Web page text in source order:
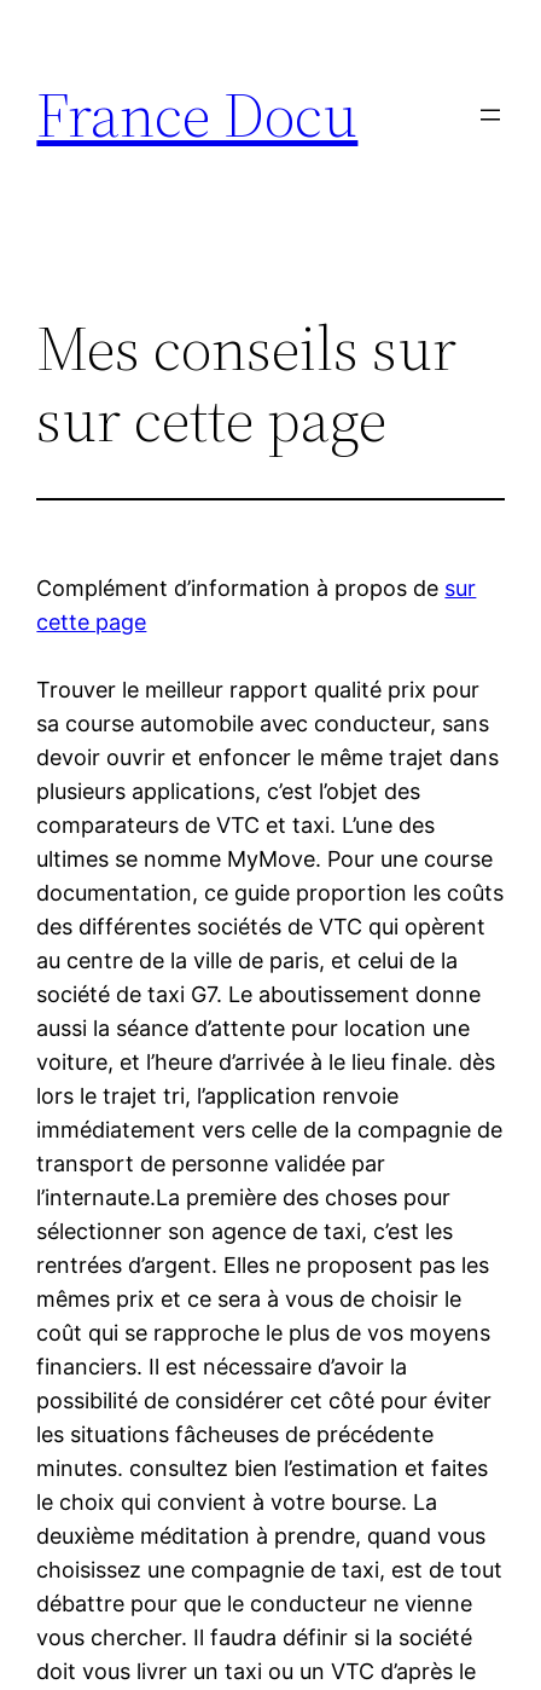
contenu
France Docu
Mes conseils sur
sur cette page
Complément d’information à propos de sur
cette page
Trouver le meilleur rapport qualité prix pour
sa course automobile avec conducteur, sans
devoir ouvrir et enfoncer le même trajet dans
plusieurs applications, c’est l’objet des
comparateurs de VTC et taxi. L’une des
ultimes se nomme MyMove. Pour une course
documentation, ce guide proportion les coûts
des différentes sociétés de VTC qui opèrent
au centre de la ville de paris, et celui de la
société de taxi G7. Le aboutissement donne
aussi la séance d’attente pour location une
voiture, et l’heure d’arrivée à le lieu finale. dès
lors le trajet tri, l’application renvoie
immédiatement vers celle de la compagnie de
transport de personne validée par
l’internaute.La première des choses pour
sélectionner son agence de taxi, c’est les
rentrées d’argent. Elles ne proposent pas les
mêmes prix et ce sera à vous de choisir le
coût qui se rapproche le plus de vos moyens
financiers. Il est nécessaire d’avoir la
possibilité de considérer cet côté pour éviter
les situations fâcheuses de précédente
minutes. consultez bien l’estimation et faites
le choix qui convient à votre bourse. La
deuxième méditation à prendre, quand vous
choisissez une compagnie de taxi, est de tout
débattre pour que le conducteur ne vienne
vous chercher. Il faudra définir si la société
doit vous livrer un taxi ou un VTC d’après le